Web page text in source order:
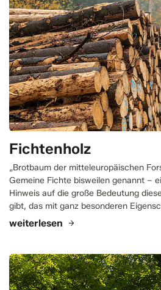
Fichtenholz
„Brotbaum der mitteleuropäischen
Gemeine Fichte bisweilen genannt –
Hinweis auf die große Bedeutung
gibt, das mit ganz besonderen
weiterlesen